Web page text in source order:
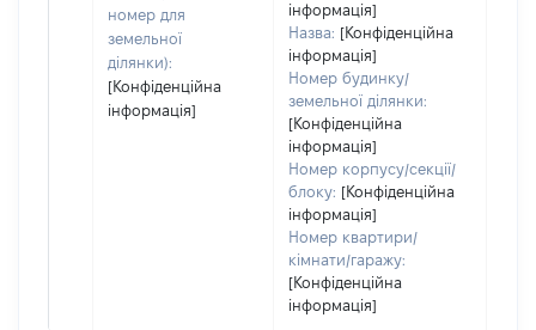
номер для
земельної
ділянки):
[Конфіденційна
інформація]
інформація]
Назва: [Конфіденційна
інформація]
Номер будинку/
земельної ділянки:
[Конфіденційна
інформація]
Номер корпусу/секції/
блоку: [Конфіденційна
інформація]
Номер квартири/
кімнати/гаражу:
[Конфіденційна
інформація]